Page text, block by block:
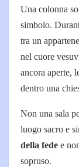
Una colonna
simbolo.
tra un
nel cuore
ancora aperte,
dentro una
Non una sala
luogo sacro e
della fede e
sopruso.